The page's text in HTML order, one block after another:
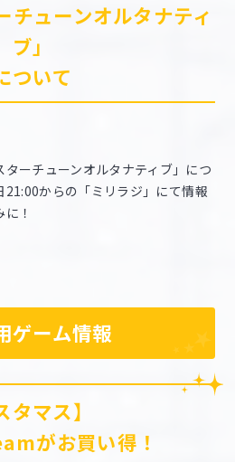
チューンオルタナティ
ブ」
ついて
ーチューンオルタナティブ」につ
からの「ミリラジ」にて情報
！
ゲーム情報
タマス】
がお買い得！